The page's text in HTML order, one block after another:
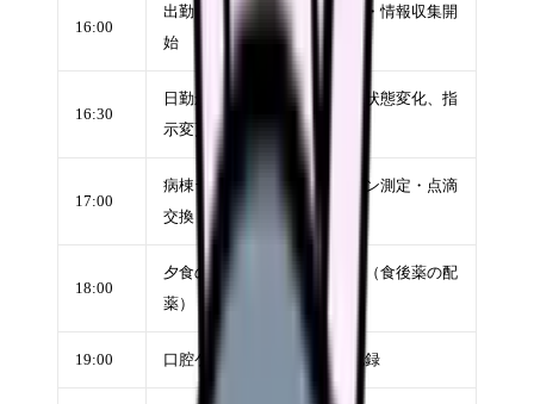
16:00
出勤・ユニフォームに着替え・情報収集開
始
16:30
日勤からの申し送り（患者の状態変化、指
示変更、注意事項の確認）
17:00
病棟ラウンド・バイタルサイン測定・点滴
交換
18:00
夕食の配膳・食事介助・与薬（食後薬の配
薬）
19:00 口腔ケア・就寝前の処置・記録